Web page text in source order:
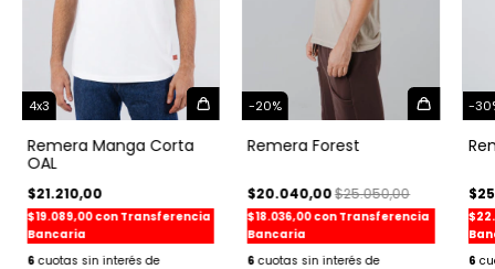
4x3
Remera Manga Corta
OAL
$21.210,00
$19.089,00conTransferencia
Bancaria
6
-20%
Remera Forest
$20.040,00$25.050,00
$18.036,00conTransferencia
Bancaria
6
-30
6